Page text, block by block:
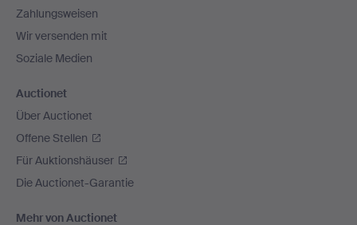
Zahlungsweisen
Wir versenden mit
Soziale Medien
Auctionet
Über Auctionet
Offene Stellen
Für Auktionshäuser
Die Auctionet-Garantie
Mehr von Auctionet